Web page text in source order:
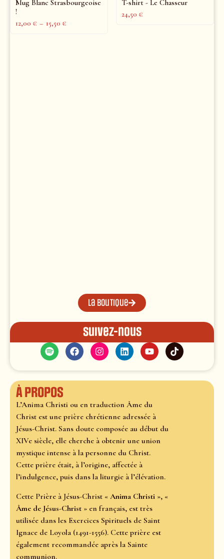
Mug Blanc Strasbourgeoise
!
12,00 € – 15,50 €
T-shirt - Le Chasseur
24,50 €
La boutique
Suivez-nous
À propos
L’Anima Christi ou en traduction Âme du
Christ est une prière chrétienne adressée à
Jésus-Christ. Sans doute composée au début du
XIVe siècle, elle cherche à obtenir une union
mystique intense à la personne du Christ.
Cette prière était, à l’origine, affectée à
l’indulgence, puis dans la liturgie à l’élévation.
Cette Prière à Jésus-Christ « Anima Christi », «
Âme de Jésus-Christ » en français, est très
utilisée dans les Exercices Spirituels de Saint
Ignace de Loyola (1491-1556). Cette prière est
également recommandée après la Sainte
communion.